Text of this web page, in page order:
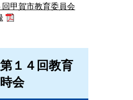
甲賀市教育委員会
１４回教育
会